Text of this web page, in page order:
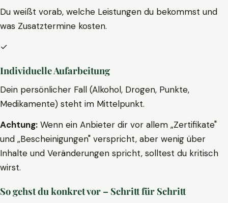
Du weißt vorab, welche Leistungen du bekommst und
was Zusatztermine kosten.
✓
Individuelle Aufarbeitung
Dein persönlicher Fall (Alkohol, Drogen, Punkte,
Medikamente) steht im Mittelpunkt.
Achtung: Wenn ein Anbieter dir vor allem „Zertifikate"
und „Bescheinigungen" verspricht, aber wenig über
Inhalte und Veränderungen spricht, solltest du kritisch
wirst.
So gehst du konkret vor – Schritt für Schritt